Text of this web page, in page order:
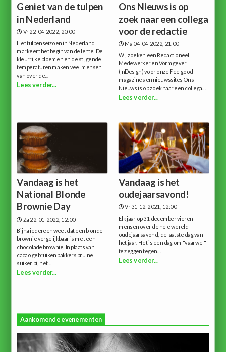
Geniet van de tulpen
in Nederland
Vr 22-04-2022, 20:00
Het tulpenseizoen in Nederland
markeert het begin van de lente. De
kleurrijke bloemen en de stijgende
temperaturen maken veel mensen
van over de...
Lees verder...
Ons Nieuws is op
zoek naar een collega
voor de redactie
Ma 04-04-2022, 21:00
Wij zoeken een Redactioneel
Medewerker en Vormgever
(InDesign) voor onze Feelgood
magazines en nieuwssites Ons
Nieuws is op zoek naar een collega...
Lees verder...
Vandaag is het
National Blonde
Brownie Day
Za 22-01-2022, 12:00
Bijna iedereen weet dat een blonde
brownie vergelijkbaar is met een
chocolade brownie. In plaats van
cacao gebruiken bakkers bruine
suiker bij het...
Lees verder...
Vandaag is het
oudejaarsavond!
Vr 31-12-2021, 12:00
Elk jaar op 31 december vieren
mensen over de hele wereld
oudejaarsavond, de laatste dag van
het jaar. Het is een dag om "vaarwel"
te zeggen tegen...
Lees verder...
Aankomende evenementen